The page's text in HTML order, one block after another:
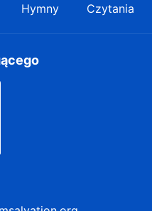
Hymny Czytania